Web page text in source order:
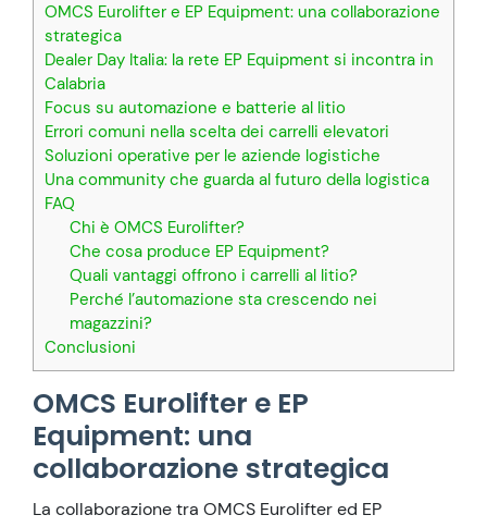
OMCS Eurolifter e EP Equipment: una collaborazione
strategica
Dealer Day Italia: la rete EP Equipment si incontra in
Calabria
Focus su automazione e batterie al litio
Errori comuni nella scelta dei carrelli elevatori
Soluzioni operative per le aziende logistiche
Una community che guarda al futuro della logistica
FAQ
Chi è OMCS Eurolifter?
Che cosa produce EP Equipment?
Quali vantaggi offrono i carrelli al litio?
Perché l’automazione sta crescendo nei
magazzini?
Conclusioni
OMCS Eurolifter e EP
Equipment: una
collaborazione strategica
La collaborazione tra OMCS Eurolifter ed EP